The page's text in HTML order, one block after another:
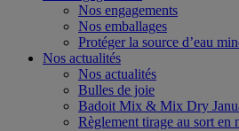
Nos engagements
Nos emballages
Protéger la source d’eau
Nos actualités
Nos actualités
Bulles de joie
Badoit Mix & Mix Dry
Règlement tirage au sort en